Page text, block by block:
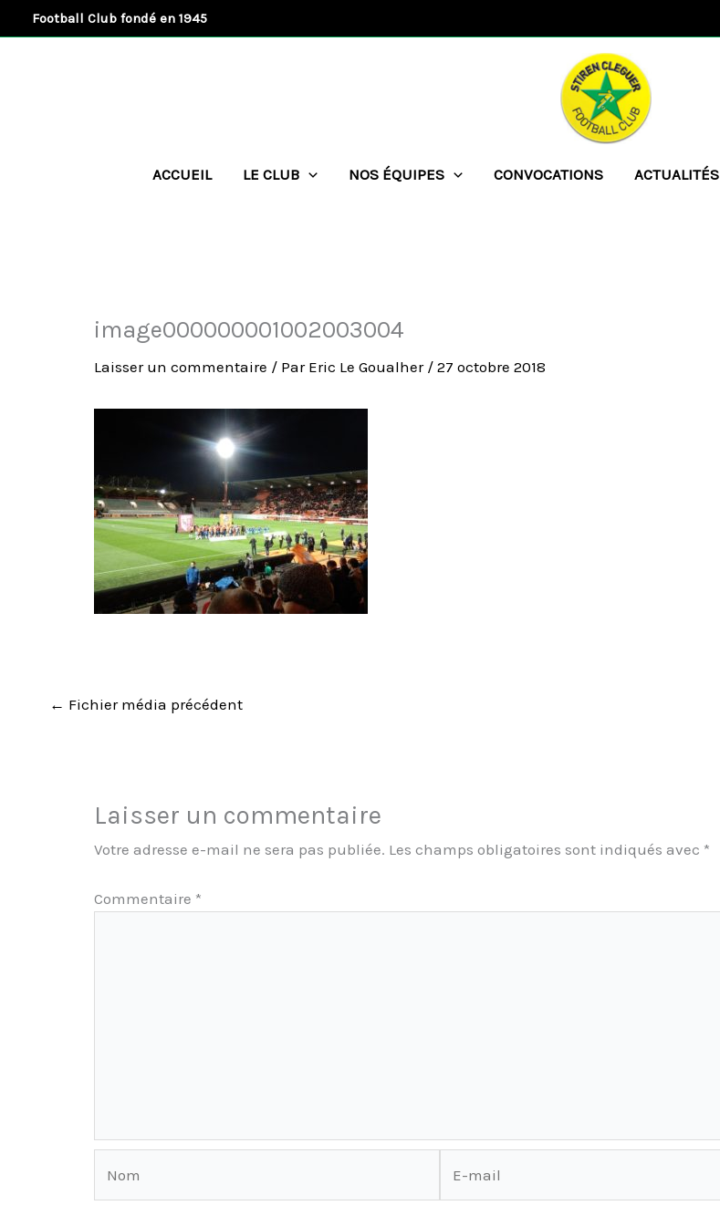
au
Football Club fondé en 1945
ACCUEIL LE CLUB NOS ÉQUIPES CONVOCATIONS ACTUALITÉS
image000000001002003004
Laisser un commentaire / Par Eric Le Goualher / 27 octobre 2018
← Fichier média précédent
Laisser un commentaire
Votre adresse e-mail ne sera pas publiée. Les champs obligatoires sont indiqués avec *
Commentaire *